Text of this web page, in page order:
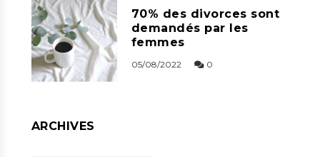
70% des divorces sont
demandés par les
femmes
05/08/2022 0
ARCHIVES